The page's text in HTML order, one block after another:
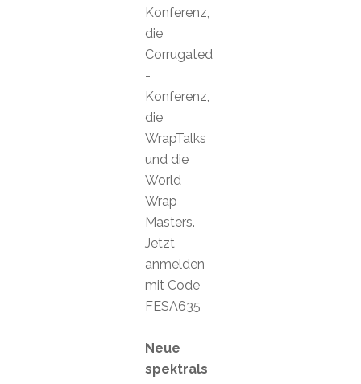
Konferenz,
die
Corrugated
-
Konferenz,
die
WrapTalks
und die
World
Wrap
Masters.
Jetzt
anmelden
mit Code
FESA635
Neue
spektrals